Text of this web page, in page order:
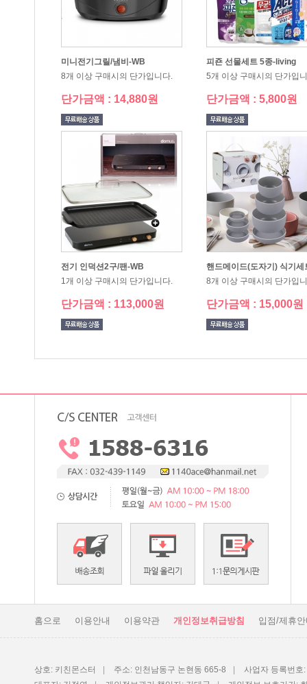
미니전기그릴/냄비-WB
8개 이상 구매시의 단가입니다.
단가금액 : 14,880원
피죤 선물세트 5종-living
5개 이상 구매시의 단가입
단가금액 : 5,800원
전기 인덕션2구/팬-WB
1개 이상 구매시의 단가입니다.
단가금액 : 113,000원
핸드메이드(도자기) 식기세
8개 이상 구매시의 단가입
단가금액 : 15,000원
홈으로 이용안내 이용약관 개인정보취급방침 입점/제휴
상호: 키친몬스터 주소: 인천남동구 논현동 665-8
사업자 등록번